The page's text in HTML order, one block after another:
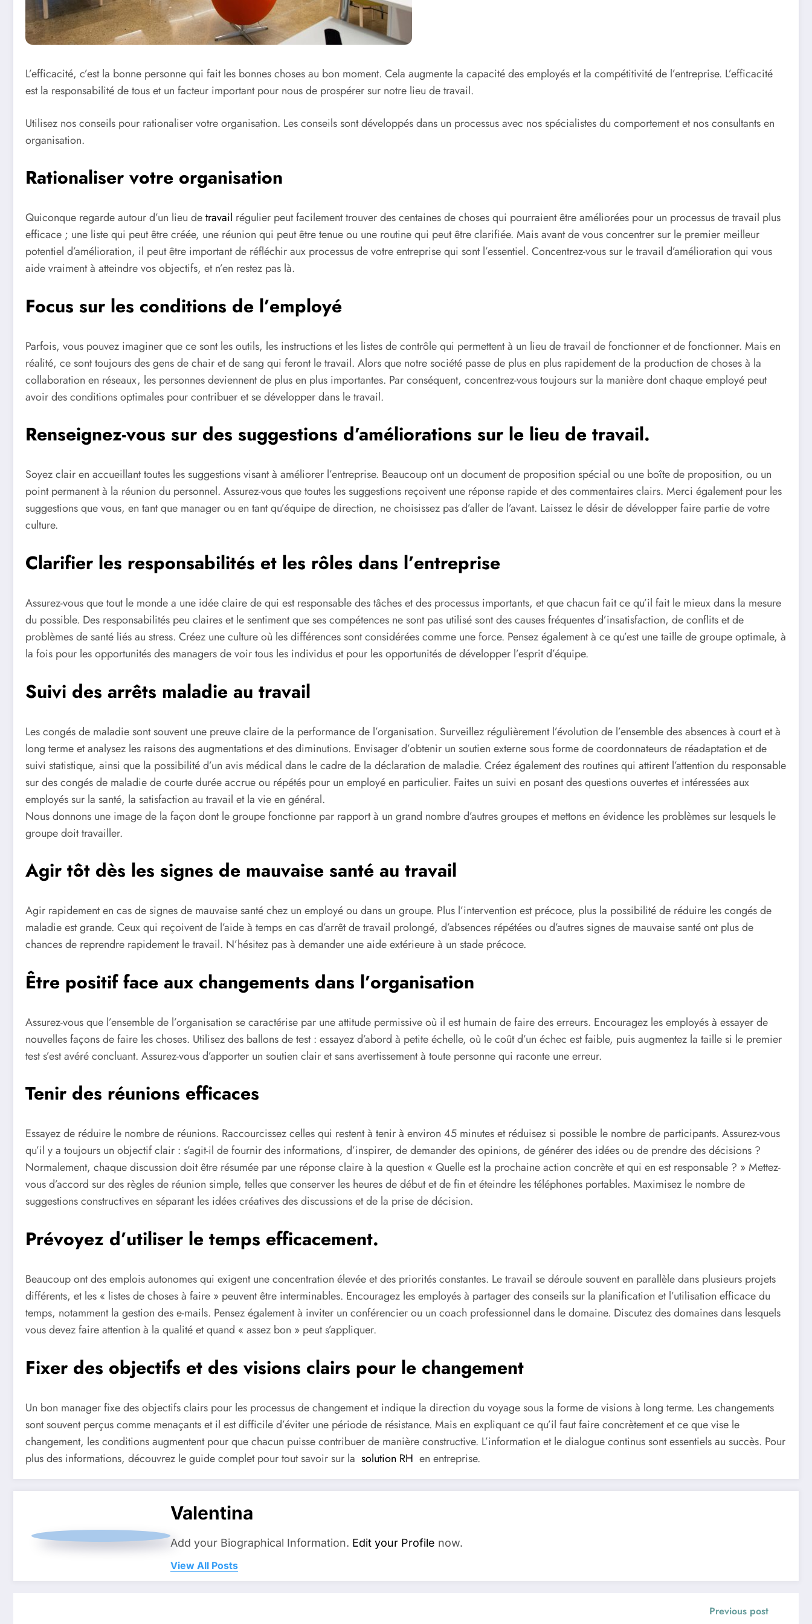
L’efficacité, c’est la bonne personne qui fait les bonnes choses au bon moment. Cela augmente la capacité des employés et la compétitivité de l’entreprise. L’efficacité
est la responsabilité de tous et un facteur important pour nous de prospérer sur notre lieu de travail.
Utilisez nos conseils pour rationaliser votre organisation. Les conseils sont développés dans un processus avec nos spécialistes du comportement et nos consultants en
organisation.
Rationaliser votre organisation
Quiconque regarde autour d’un lieu detravail régulier peut facilement trouver des centaines de choses qui pourraient être améliorées pour un processus de travail plus
efficace ; une liste qui peut être créée, une réunion qui peut être tenue ou une routine qui peut être clarifiée. Mais avant de vous concentrer sur le premier meilleur
potentiel d’amélioration, il peut être important de réfléchir aux processus de votre entreprise qui sont l’essentiel. Concentrez-vous sur le travail d’amélioration qui vous
aide vraiment à atteindre vos objectifs, et n’en restez pas là.
Focus sur les conditions de l’employé
Parfois, vous pouvez imaginer que ce sont les outils, les instructions et les listes de contrôle qui permettent à un lieu de travail de fonctionner et de fonctionner. Mais en
réalité, ce sont toujours des gens de chair et de sang qui feront le travail. Alors que notre société passe de plus en plus rapidement de la production de choses à la
collaboration en réseaux, les personnes deviennent de plus en plus importantes. Par conséquent, concentrez-vous toujours sur la manière dont chaque employé peut
avoir des conditions optimales pour contribuer et se développer dans le travail.
Renseignez-vous sur des suggestions d’améliorations sur le lieu de travail.
Soyez clair en accueillant toutes les suggestions visant à améliorer l’entreprise. Beaucoup ont un document de proposition spécial ou une boîte de proposition, ou un
point permanent à la réunion du personnel. Assurez-vous que toutes les suggestions reçoivent une réponse rapide et des commentaires clairs. Merci également pour les
suggestions que vous, en tant que manager ou en tant qu’équipe de direction, ne choisissez pas d’aller de l’avant. Laissez le désir de développer faire partie de votre
culture.
Clarifier les responsabilités et les rôles dans l’entreprise
Assurez-vous que tout le monde a une idée claire de qui est responsable des tâches et des processus importants, et que chacun fait ce qu’il fait le mieux dans la mesure
du possible. Des responsabilités peu claires et le sentiment que ses compétences ne sont pas utilisé sont des causes fréquentes d’insatisfaction, de conflits et de
problèmes de santé liés au stress. Créez une culture où les différences sont considérées comme une force. Pensez également à ce qu’est une taille de groupe optimale, à
la fois pour les opportunités des managers de voir tous les individus et pour les opportunités de développer l’esprit d’équipe.
Suivi des arrêts maladie au travail
Les congés de maladie sont souvent une preuve claire de la performance de l’organisation. Surveillez régulièrement l’évolution de l’ensemble des absences à court et à
long terme et analysez les raisons des augmentations et des diminutions. Envisager d’obtenir un soutien externe sous forme de coordonnateurs de réadaptation et de
suivi statistique, ainsi que la possibilité d’un avis médical dans le cadre de la déclaration de maladie. Créez également des routines qui attirent l’attention du responsable
sur des congés de maladie de courte durée accrue ou répétés pour un employé en particulier. Faites un suivi en posant des questions ouvertes et intéressées aux
employés sur la santé, la satisfaction au travail et la vie en général.
Nous donnons une image de la façon dont le groupe fonctionne par rapport à un grand nombre d’autres groupes et mettons en évidence les problèmes sur lesquels le
groupe doit travailler.
Agir tôt dès les signes de mauvaise santé au travail
Agir rapidement en cas de signes de mauvaise santé chez un employé ou dans un groupe. Plus l’intervention est précoce, plus la possibilité de réduire les congés de
maladie est grande. Ceux qui reçoivent de l’aide à temps en cas d’arrêt de travail prolongé, d’absences répétées ou d’autres signes de mauvaise santé ont plus de
chances de reprendre rapidement le travail. N’hésitez pas à demander une aide extérieure à un stade précoce.
Être positif face aux changements dans l’organisation
Assurez-vous que l’ensemble de l’organisation se caractérise par une attitude permissive où il est humain de faire des erreurs. Encouragez les employés à essayer de
nouvelles façons de faire les choses. Utilisez des ballons de test : essayez d’abord à petite échelle, où le coût d’un échec est faible, puis augmentez la taille si le premier
test s’est avéré concluant. Assurez-vous d’apporter un soutien clair et sans avertissement à toute personne qui raconte une erreur.
Tenir des réunions efficaces
Essayez de réduire le nombre de réunions. Raccourcissez celles qui restent à tenir à environ 45 minutes et réduisez si possible le nombre de participants. Assurez-vous
qu’il y a toujours un objectif clair : s’agit-il de fournir des informations, d’inspirer, de demander des opinions, de générer des idées ou de prendre des décisions ?
Normalement, chaque discussion doit être résumée par une réponse claire à la question « Quelle est la prochaine action concrète et qui en est responsable ? » Mettez-
vous d’accord sur des règles de réunion simple, telles que conserver les heures de début et de fin et éteindre les téléphones portables. Maximisez le nombre de
suggestions constructives en séparant les idées créatives des discussions et de la prise de décision.
Prévoyez d’utiliser le temps efficacement.
Beaucoup ont des emplois autonomes qui exigent une concentration élevée et des priorités constantes. Le travail se déroule souvent en parallèle dans plusieurs projets
différents, et les « listes de choses à faire » peuvent être interminables. Encouragez les employés à partager des conseils sur la planification et l’utilisation efficace du
temps, notamment la gestion des e-mails. Pensez également à inviter un conférencier ou un coach professionnel dans le domaine. Discutez des domaines dans lesquels
vous devez faire attention à la qualité et quand « assez bon » peut s’appliquer.
Fixer des objectifs et des visions clairs pour le changement
Un bon manager fixe des objectifs clairs pour les processus de changement et indique la direction du voyage sous la forme de visions à long terme. Les changements
sont souvent perçus comme menaçants et il est difficile d’éviter une période de résistance. Mais en expliquant ce qu’il faut faire concrètement et ce que vise le
changement, les conditions augmentent pour que chacun puisse contribuer de manière constructive. L’information et le dialogue continus sont essentiels au succès. Pour
plus des informations, découvrez le guide complet pour tout savoir sur la solution RH en entreprise.
Valentina
Add your Biographical Information. Edit your Profile now.
View All Posts
Previous post